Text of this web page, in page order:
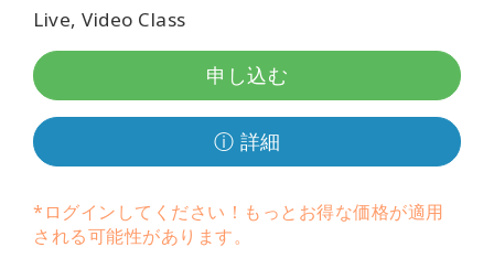
要
Access
Bars
域
Live, Video Class
申し込む
ⓘ 詳細
*ログインしてください！もっとお得な価格が適用
される可能性があります。